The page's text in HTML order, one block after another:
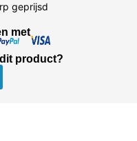
geprijsd
met
product?